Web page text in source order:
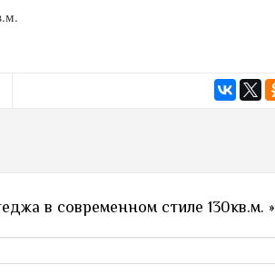
в современном стиле 130кв.м. »